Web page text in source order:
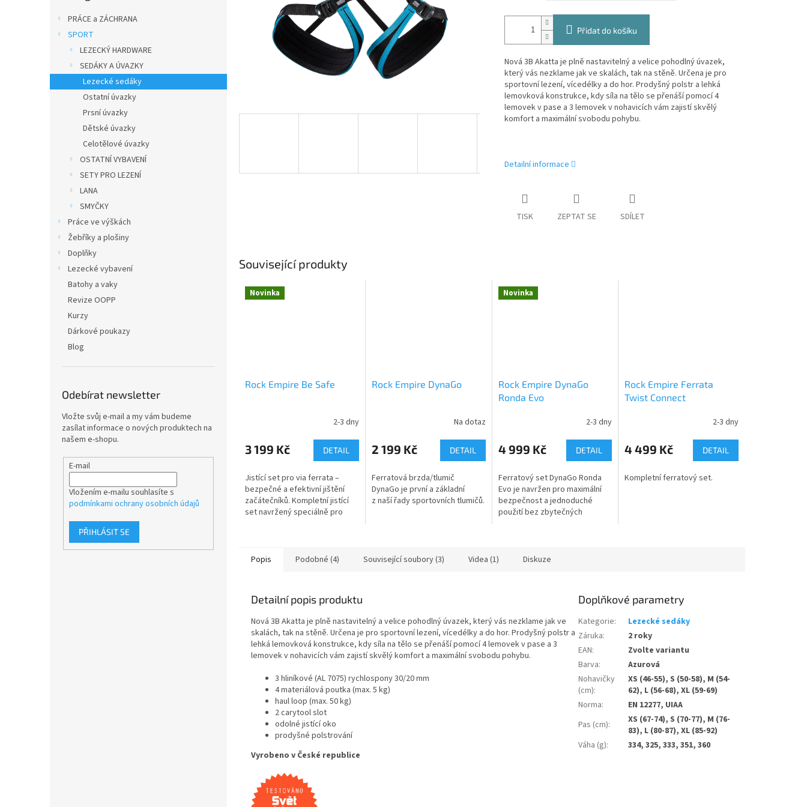
PRÁCE a ZÁCHRANA
SPORT
LEZECKÝ HARDWARE
SEDÁKY A ÚVAZKY
Lezecké sedáky
Ostatní úvazky
Prsní úvazky
Dětské úvazky
Celotělové úvazky
OSTATNÍ VYBAVENÍ
SETY PRO LEZENÍ
LANA
SMYČKY
Práce ve výškách
Žebříky a plošiny
Doplňky
Lezecké vybavení
Batohy a vaky
Revize OOPP
Kurzy
Dárkové poukazy
Blog
Odebírat newsletter
Vložte svůj e-mail a my vám budeme
zasílat informace o nových produktech na
našem e-shopu.
E-mail
Vložením e-mailu souhlasíte s
podmínkami ochrany osobních údajů
PŘIHLÁSIT SE
Přidat do košíku
Nová 3B Akatta je plně nastavitelný a velice pohodlný úvazek,
který vás nezklame jak ve skalách, tak na stěně. Určena je pro
sportovní lezení, vícedélky a do hor. Prodyšný polstr a lehká
lemovková konstrukce, kdy síla na tělo se přenáší pomocí 4
lemovek v pase a 3 lemovek v nohavicích vám zajistí skvělý
komfort a maximální svobodu pohybu.
Detailní informace
TISK ZEPTAT SE SDÍLET
Související produkty
Novinka
Rock Empire Be Safe
2-3 dny
3 199 Kč DETAIL
Jistící set pro via ferrata –
bezpečné a efektivní jištění
začátečníků. Kompletní jistící
set navržený speciálně pro
Rock Empire DynaGo
Na dotaz
2 199 Kč DETAIL
Ferratová brzda/tlumič
DynaGo je první a základní
z naší řady sportovních tlumičů.
Novinka
Rock Empire DynaGo
Ronda Evo
2-3 dny
4 999 Kč DETAIL
Ferratový set DynaGo Ronda
Evo je navržen pro maximální
bezpečnost a jednoduché
použití bez zbytečných
Rock Empire Ferrata
Twist Connect
2-3 dny
4 499 Kč DETAIL
Kompletní ferratový set.
Popis Podobné (4) Související soubory (3) Videa (1) Diskuze
Detailní popis produktu
Nová 3B Akatta je plně nastavitelný a velice pohodlný úvazek, který vás nezklame jak ve
skalách, tak na stěně. Určena je pro sportovní lezení, vícedélky a do hor. Prodyšný polstr a
lehká lemovková konstrukce, kdy síla na tělo se přenáší pomocí 4 lemovek v pase a 3
lemovek v nohavicích vám zajistí skvělý komfort a maximální svobodu pohybu.
3 hliníkové (AL 7075) rychlospony 30/20 mm
4 materiálová poutka (max. 5 kg)
haul loop (max. 50 kg)
2 carytool slot
odolné jistící oko
prodyšné polstrování
Vyrobeno v České republice
Doplňkové parametry
Kategorie:
Lezecké sedáky
Záruka:
2 roky
EAN:
Zvolte variantu
Barva:
Azurová
Nohavičky
(cm):
XS (46-55), S (50-58), M (54-
62), L (56-68), XL (59-69)
Norma:
EN 12277, UIAA
Pas (cm):
XS (67-74), S (70-77), M (76-
83), L (80-87), XL (85-92)
Váha (g): 334, 325, 333, 351, 360